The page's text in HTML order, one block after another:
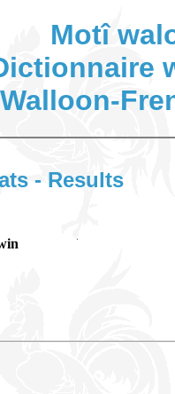
Motî
Walloon-
- Results